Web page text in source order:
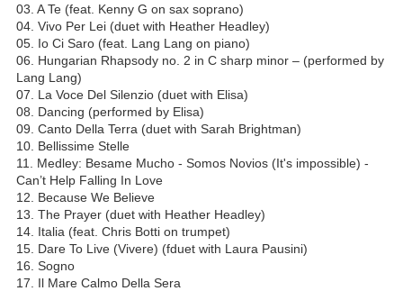
03. A Te (feat. Kenny G on sax soprano)
04. Vivo Per Lei (duet with Heather Headley)
05. Io Ci Saro (feat. Lang Lang on piano)
06. Hungarian Rhapsody no. 2 in C sharp minor – (performed by
Lang Lang)
07. La Voce Del Silenzio (duet with Elisa)
08. Dancing (performed by Elisa)
09. Canto Della Terra (duet with Sarah Brightman)
10. Bellissime Stelle
11. Medley: Besame Mucho - Somos Novios (It's impossible) -
Can’t Help Falling In Love
12. Because We Believe
13. The Prayer (duet with Heather Headley)
14. Italia (feat. Chris Botti on trumpet)
15. Dare To Live (Vivere) (fduet with Laura Pausini)
16. Sogno
17. Il Mare Calmo Della Sera